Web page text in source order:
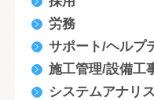
労務
サポート/ヘルプ
施工管理/設備工
システムアナリ